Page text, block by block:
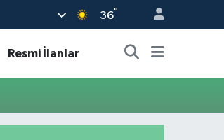
36°
Resmi İlanlar